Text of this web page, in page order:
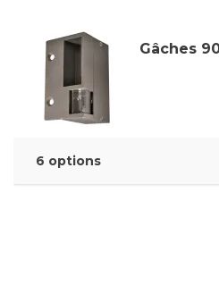
Gâches
6 options